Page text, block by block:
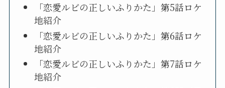
「恋愛ルビの正しいふりかた」第5話ロケ
地紹介
「恋愛ルビの正しいふりかた」第6話ロケ
地紹介
「恋愛ルビの正しいふりかた」第7話ロケ
地紹介